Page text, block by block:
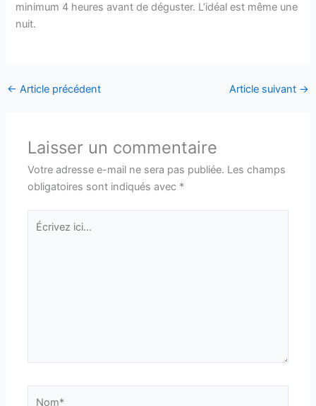
minimum 4 heures avant de déguster. L’idéal est même une
nuit.
← Article précédent Article suivant →
Laisser un commentaire
Votre adresse e-mail ne sera pas publiée. Les champs
obligatoires sont indiqués avec *
Écrivez